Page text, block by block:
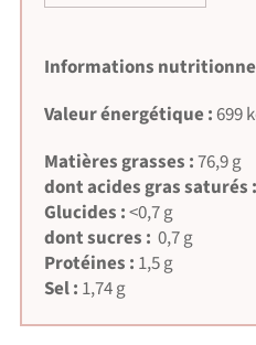
Informations
Valeur énergétique :699
Matières grasses :76,9g
dont acides gras saturés :
Glucides :<0,7g
dont sucres : 0,7 g
Protéines : 1,5g
Sel : 1,74 g